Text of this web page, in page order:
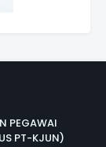
PEGAWAI
PT-KJUN)